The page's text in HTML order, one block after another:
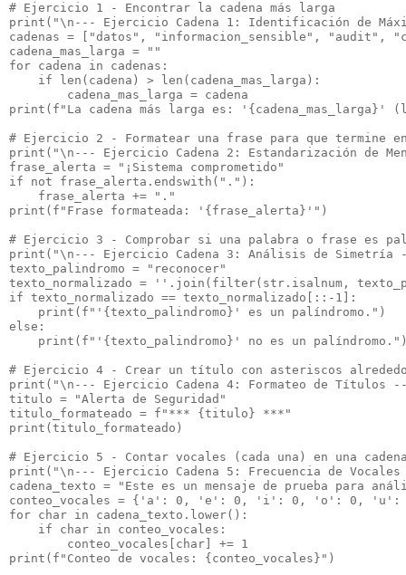
# Ejercicio 1 - Encontrar la cadena más larga
print("\n--- Ejercicio Cadena 1: Identificación de
cadenas = ["datos", "informacion_sensible", "audit",
cadena_mas_larga = ""
for cadena in cadenas:
    if len(cadena) > len(cadena_mas_larga):
        cadena_mas_larga = cadena
print(f"La cadena más larga es: '{cadena_mas_larga}'
# Ejercicio 2 - Formatear una frase para que termine
print("\n--- Ejercicio Cadena 2: Estandarización de
frase_alerta = "¡Sistema comprometido"
if not frase_alerta.endswith("."):
    frase_alerta += "."
print(f"Frase formateada: '{frase_alerta}'")
# Ejercicio 3 - Comprobar si una palabra o frase es
print("\n--- Ejercicio Cadena 3: Análisis de Simetría
texto_palindromo = "reconocer"
texto_normalizado = ''.join(filter(str.isalnum,
if texto_normalizado == texto_normalizado[::-1]:
    print(f"'{texto_palindromo}' es un palíndromo.")
else:
print(f"'{texto_palindromo}' no es un
# Ejercicio 4 - Crear un título con asteriscos
print("\n--- Ejercicio Cadena 4: Formateo de Títulos
titulo = "Alerta de Seguridad"
titulo_formateado = f"*** {titulo} ***"
print(titulo_formateado)
# Ejercicio 5 - Contar vocales (cada una) en una
print("\n--- Ejercicio Cadena 5: Frecuencia de
cadena_texto = "Este es un mensaje de prueba para
conteo_vocales = {'a': 0, 'e': 0, 'i': 0, 'o': 0, 'u':
for char in cadena_texto.lower():
    if char in conteo_vocales:
        conteo_vocales[char] += 1